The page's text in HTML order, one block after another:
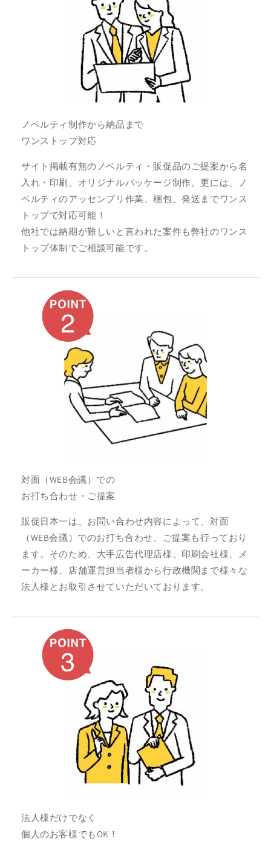
ノベルティ制作から納品まで
ワンストップ対応
サイト掲載有無のノベルティ・販促品のご提案から名
入れ・印刷、オリジナルパッケージ制作。更には、ノ
ベルティのアッセンブリ作業、梱包、発送までワンス
トップで対応可能！
他社では納期が難しいと言われた案件も弊社のワンス
トップ体制でご相談可能です。
対面（WEB会議）での
お打ち合わせ・ご提案
販促日本一は、お問い合わせ内容によって、対面
（WEB会議）でのお打ち合わせ、ご提案も行っており
ます。そのため、大手広告代理店様、印刷会社様、メ
ーカー様、店舗運営担当者様から行政機関まで様々な
法人様とお取引させていただいております。
法人様だけでなく
個人のお客様でもOK！